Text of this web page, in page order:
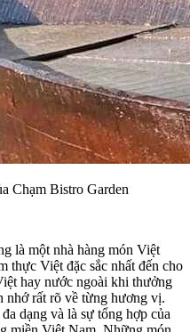
Chạm Bistro Garden
là một nhà hàng món Việt
thực Việt đặc sắc nhất đến cho
hay nước ngoài khi thưởng
nhớ rất rõ về từng hương vị.
dạng và là sự tổng hợp của